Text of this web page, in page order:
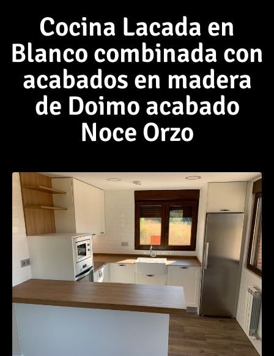
Cocina Lacada en
Blanco combinada con
acabados en madera
de Doimo acabado
Noce Orzo